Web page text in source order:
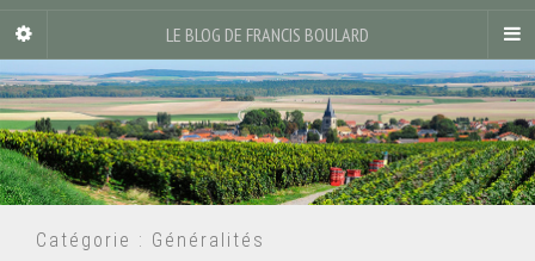
LE BLOG DE FRANCIS BOULARD
Catégorie : Généralités